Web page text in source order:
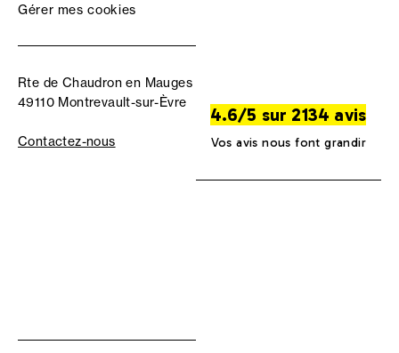
Gérer mes cookies
Rte de Chaudron en Mauges
49110 Montrevault-sur-Èvre
Contactez-nous
4.6/5 sur 2134 avis
Vos avis nous font grandir